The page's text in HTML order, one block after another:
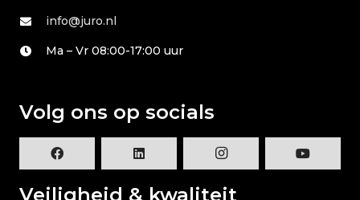
info@juro.nl
Ma – Vr 08:00-17:00 uur
Volg ons op socials
Veiligheid & kwaliteit